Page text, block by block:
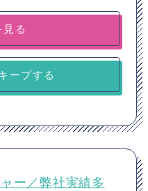
る
ープする
ー／弊社実績多